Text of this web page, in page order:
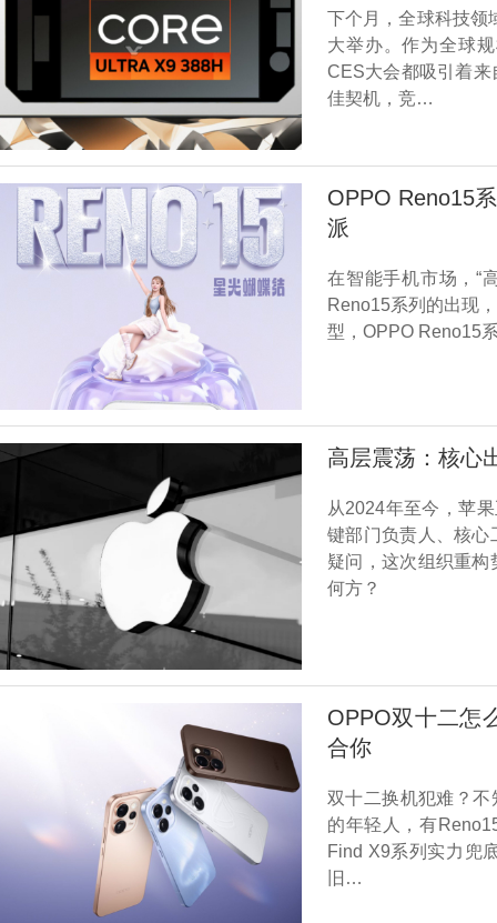
下个月，全球科技
大举办。作为全球
CES大会都吸引着
佳契机，竞…
OPPO Reno15
派
在智能手机市场，“
Reno15系列的出现
型，OPPO Reno15
高层震荡：核心
从2024年至今，苹
键部门负责人、核心
疑问，这次组织重
何方？
OPPO双十二怎
合你
双十二换机犯难？
的年轻人，有
Find X9系列实力兜
旧…